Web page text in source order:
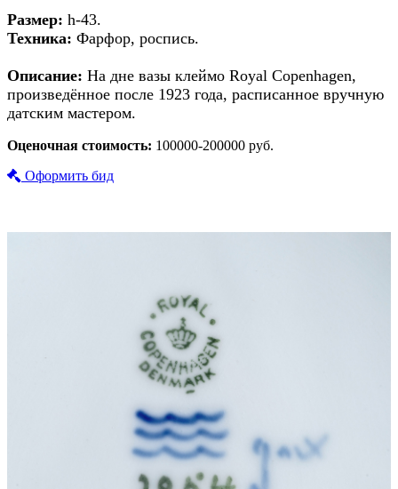
Размер: h-43.
Техника: Фарфор, роспись.
Описание: На дне вазы клеймо Royal Copenhagen,
произведённое после 1923 года, расписанное вручную
датским мастером.
Оценочная стоимость: 100000-200000 руб.
Оформить бид